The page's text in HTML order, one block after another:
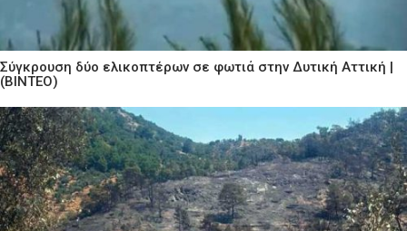
Σύγκρουση δύο ελικοπτέρων σε φωτιά στην Δυτική Αττική |
(ΒΙΝΤΕΟ)